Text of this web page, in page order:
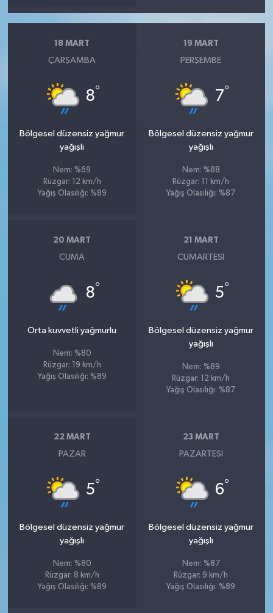
18 MART
ÇARŞAMBA
8°
Bölgesel düzensiz yağmur
yağışlı
Nem: %69
Rüzgar: 12 km/h
Yağış Olasılığı: %89
19 MART
PERŞEMBE
7°
Bölgesel düzensiz yağmur
yağışlı
Nem: %88
Rüzgar: 11 km/h
Yağış Olasılığı: %87
20 MART
CUMA
8°
Orta kuvvetli yağmurlu
Nem: %80
Rüzgar: 19 km/h
Yağış Olasılığı: %89
21 MART
CUMARTESI
5°
Bölgesel düzensiz yağmur
yağışlı
Nem: %89
Rüzgar: 12 km/h
Yağış Olasılığı: %87
22 MART
PAZAR
5°
Bölgesel düzensiz yağmur
yağışlı
Nem: %80
Rüzgar: 8 km/h
Yağış Olasılığı: %89
23 MART
PAZARTESI
6°
Bölgesel düzensiz yağmur
yağışlı
Nem: %87
Rüzgar: 9 km/h
Yağış Olasılığı: %89